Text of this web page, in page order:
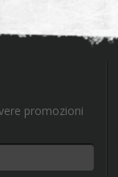
promozioni